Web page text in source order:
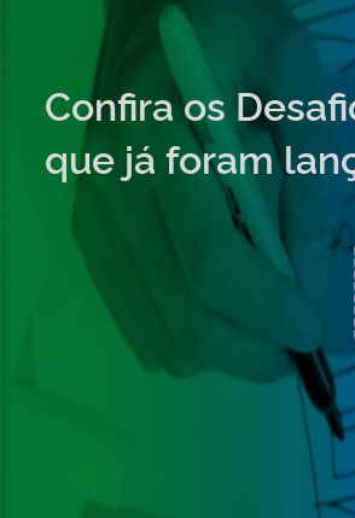
Confira os
que já foram